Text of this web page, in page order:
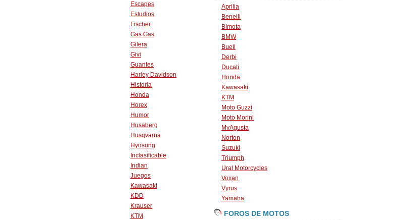
Escapes
Estudios
Fischer
Gas Gas
Gilera
Givi
Guantes
Harley Davidson
Historia
Honda
Horex
Humor
Husaberg
Husqvarna
Hyosung
Inclasificable
Indian
Juegos
Kawasaki
KDD
Krauser
KTM
Aprilia
Benelli
Bimota
BMW
Buell
Derbi
Ducati
Honda
Kawasaki
KTM
Moto Guzzi
Moto Morini
MvAgusta
Norton
Suzuki
Triumph
Ural Motorcycles
Voxan
Vyrus
Yamaha
FOROS DE MOTOS